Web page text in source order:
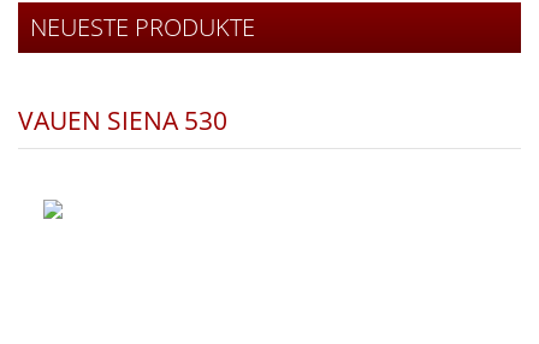
NEUESTE PRODUKTE
VAUEN SIENA 530